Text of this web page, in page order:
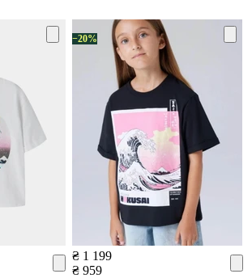
−20%
₴ 1 199
₴ 959